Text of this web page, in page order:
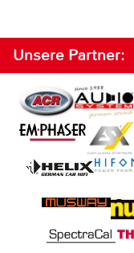
Unsere Partner: